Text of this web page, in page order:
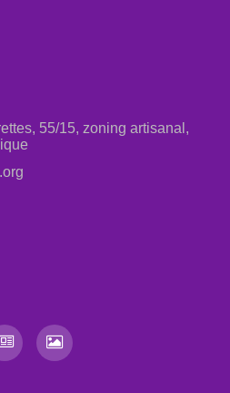
55/15, zoning artisanal,